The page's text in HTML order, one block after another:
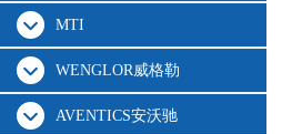
MTI
WENGLOR威格勒
AVENTICS安沃驰